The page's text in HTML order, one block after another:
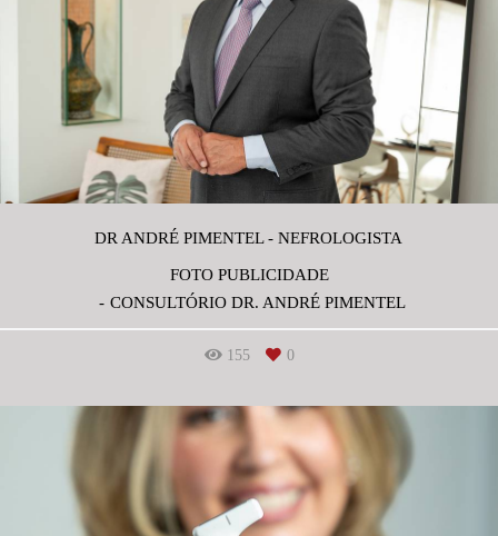
DR ANDRÉ PIMENTEL - NEFROLOGISTA
FOTO PUBLICIDADE
CONSULTÓRIO DR. ANDRÉ PIMENTEL
155 0